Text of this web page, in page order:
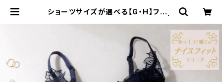
ショーツサイズが選べる【G・H】フラワ